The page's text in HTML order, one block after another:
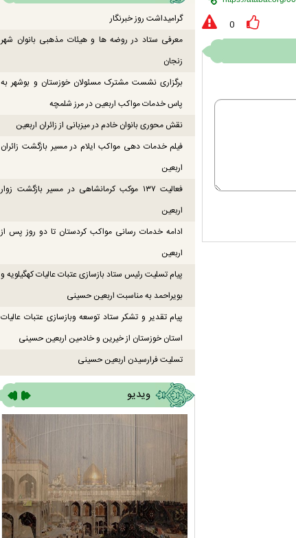
0
گرامیداشت روز خبرنگار
معرفی ستاد در روضه ها و هیئات مذهبی بانوان شهر
زنجان
برگزاری نشست مشترک مسئولان خوزستان و بوشهر به
پاس خدمات مواکب اربعین در مرز شلمچه
نقش محوری بانوان خادم در میزبانی از زائران اربعین
فیلم خدمات دهی مواکب ایلام در مسیر بازگشت زائران
اربعین
فعالیت ۱۳۷ موکب کرمانشاهی در مسیر بازگشت زوار
اربعین
ادامه خدمات رسانی مواکب کردستان تا دو روز پس از
اربعین
پیام تسلیت رئیس ستاد بازسازی عتبات عالیات کهگیلویه و
بویراحمد به مناسبت اربعین حسینی
پیام تقدیر و تشکر ستاد توسعه وبازسازی عتبات عالیات
استان خوزستان از خیرین و خادمین اربعین حسینی
تسلیت فرارسیدن اربعین حسینی
ویدیو